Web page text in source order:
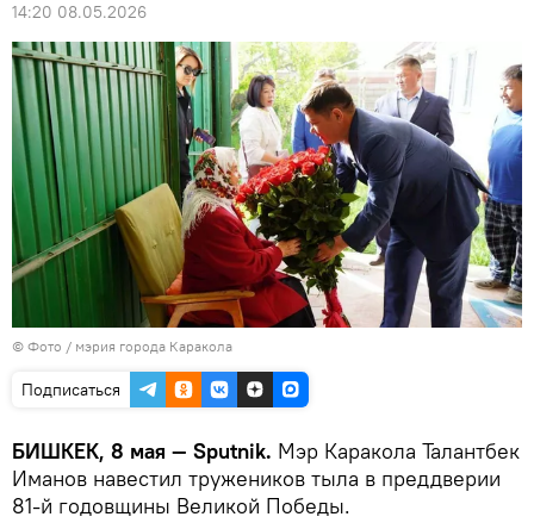
14:20 08.05.2026
© Фото / мэрия города Каракола
Подписаться
БИШКЕК, 8 мая — Sputnik. Мэр Каракола Талантбек
Иманов навестил тружеников тыла в преддверии
81-й годовщины Великой Победы.